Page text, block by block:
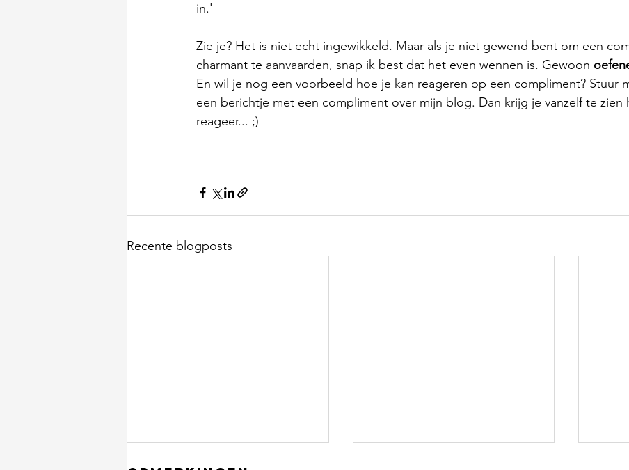
in.'
Zie je? Het is niet echt ingewikkeld. Maar als je niet gewend bent om een
charmant te aanvaarden, snap ik best dat het even wennen is. Gewoon
En wil je nog een voorbeeld hoe je kan reageren op een compliment? Stuur
een berichtje met een compliment over mijn blog. Dan krijg je vanzelf te zien
reageer... ;)
Recente blogposts